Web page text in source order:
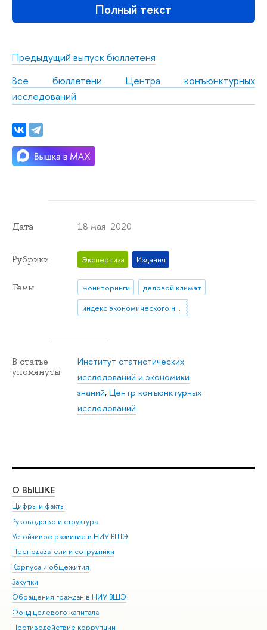
Полный текст
Предыдущий выпуск бюллетеня
Все бюллетени Центра конъюнктурных
исследований
Дата 18 мая 2020
Рубрики Экспертиза Издания
Темы мониторинги
деловой климат
индекс экономического настроения (ИЭН ВШЭ)
В статье
упомянуты
Институт статистических
исследований и экономики
знаний,Центр конъюнктурных
исследований
О ВЫШКЕ
Цифры и факты
Руководство и структура
Устойчивое развитие в НИУ ВШЭ
Преподаватели и сотрудники
Корпуса и общежития
Закупки
Обращения граждан в НИУ ВШЭ
Фонд целевого капитала
Противодействие коррупции